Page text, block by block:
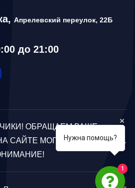
Апрелевский переулок, 22Б
до 21:00
ОБРАЩАЕМ ВАШЕ
САЙТЕ МОГУТ ОТЛИЧАТЬСЯ.
Нужна помощь?
1